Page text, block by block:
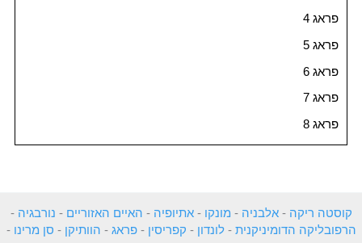
פראג 4
פראג 5
פראג 6
פראג 7
פראג 8
קוסטה ריקה -אלבניה - מונקו -אתיופיה - האיים האזוריים - נורבגיה -
הרפובליקה הדומיניקנית -לונדון - קפריסין -פראג - הוותיקן - סן מרינו -